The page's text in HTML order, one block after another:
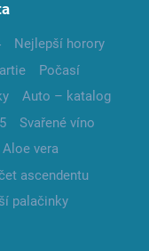
Nejlepší horory
Počasí
Auto – katalog
Svařené víno
Aloe vera
ascendentu
palačinky